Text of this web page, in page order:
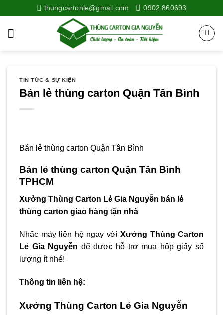
to
content
thungcartonle@gmail.com 0902 860693
TIN TỨC & SỰ KIỆN
Bán lẻ thùng carton Quận Tân Bình
Bán lẻ thùng carton Quận Tân Bình
Bán lẻ thùng carton Quận Tân Bình
TPHCM
Xưởng Thùng Carton Lẻ Gia Nguyễn bán lẻ
thùng carton giao hàng tận nhà
Nhấc máy liên hệ ngay với Xưởng Thùng Carton
Lẻ Gia Nguyễn để được hỗ trợ mua hộp giấy số
lượng ít nhé!
Thông tin liên hệ:
Xưởng Thùng Carton Lẻ Gia Nguyễn